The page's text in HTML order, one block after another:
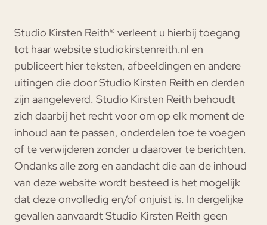
Studio Kirsten Reith® verleent u hierbij toegang
tot haar website studiokirstenreith.nl en
publiceert hier teksten, afbeeldingen en andere
uitingen die door Studio Kirsten Reith en derden
zijn aangeleverd. Studio Kirsten Reith behoudt
zich daarbij het recht voor om op elk moment de
inhoud aan te passen, onderdelen toe te voegen
of te verwijderen zonder u daarover te berichten.
Ondanks alle zorg en aandacht die aan de inhoud
van deze website wordt besteed is het mogelijk
dat deze onvolledig en/of onjuist is. In dergelijke
gevallen aanvaardt Studio Kirsten Reith geen